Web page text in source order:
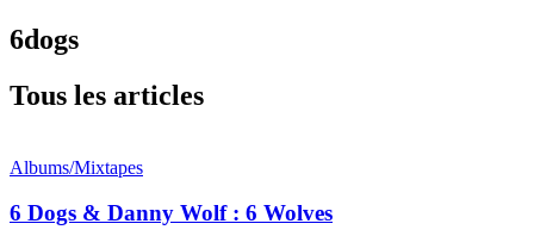
6dogs
Tous les articles
Albums/Mixtapes
6 Dogs & Danny Wolf : 6 Wolves